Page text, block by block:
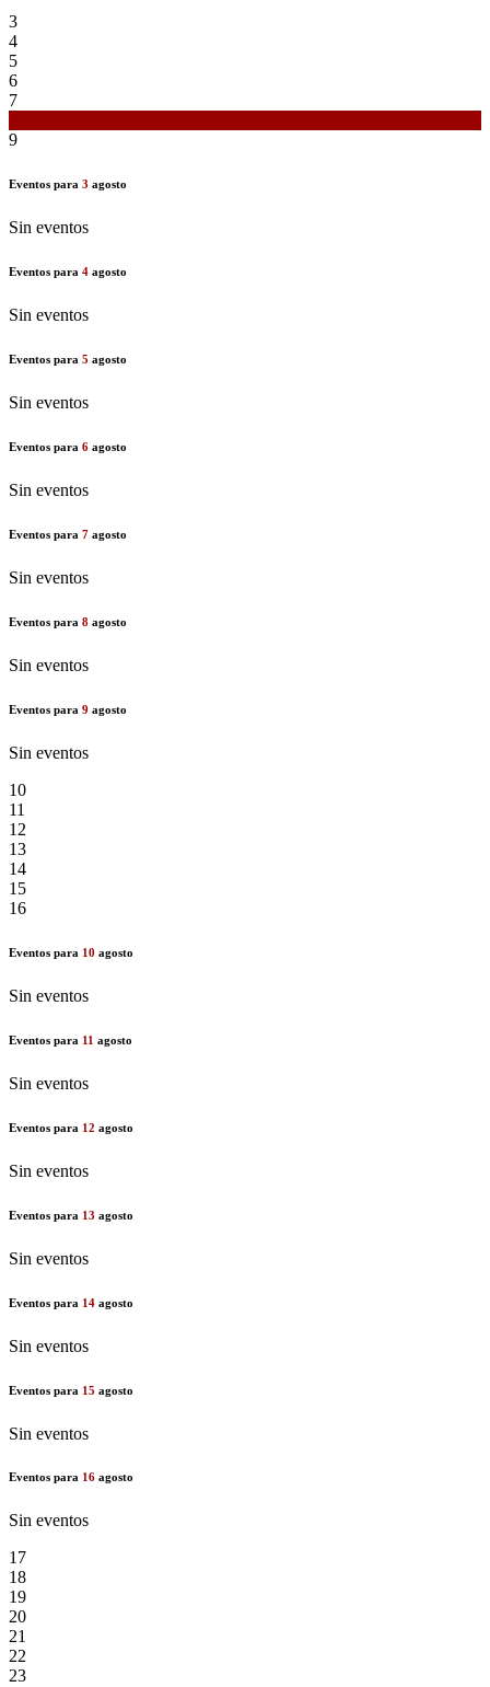
3
4
5
6
7
9
Eventos para 3 agosto
Sin eventos
Eventos para 4 agosto
Sin eventos
Eventos para 5 agosto
Sin eventos
Eventos para 6 agosto
Sin eventos
Eventos para 7 agosto
Sin eventos
Eventos para 8 agosto
Sin eventos
Eventos para 9 agosto
Sin eventos
10
11
12
13
14
15
16
Eventos para 10 agosto
Sin eventos
Eventos para 11 agosto
Sin eventos
Eventos para 12 agosto
Sin eventos
Eventos para 13 agosto
Sin eventos
Eventos para 14 agosto
Sin eventos
Eventos para 15 agosto
Sin eventos
Eventos para 16 agosto
Sin eventos
17
18
19
20
21
22
23